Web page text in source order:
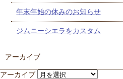
年末年始の休みのお知らせ
ジムニーシエラをカスタム
アーカイブ
アーカイブ